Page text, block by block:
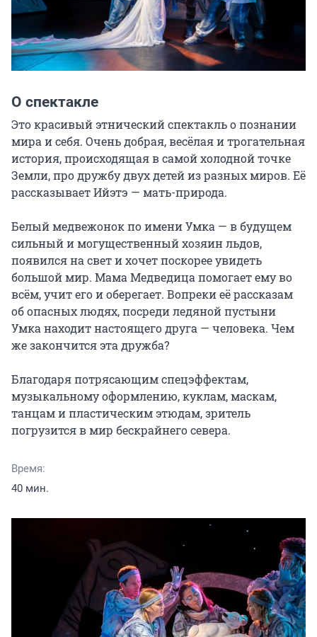
О спектакле
Это красивый этнический спектакль о познании
мира и себя. Очень добрая, весёлая и трогательная
история, происходящая в самой холодной точке
Земли, про дружбу двух детей из разных миров. Её
рассказывает Ийэтэ — мать-природа.
Белый медвежонок по имени Умка — в будущем
сильный и могущественный хозяин льдов,
появился на свет и хочет поскорее увидеть
большой мир. Мама Медведица помогает ему во
всём, учит его и оберегает. Вопреки её рассказам
об опасных людях, посреди ледяной пустыни
Умка находит настоящего друга — человека. Чем
же закончится эта дружба?
Благодаря потрясающим спецэффектам,
музыкальному оформлению, куклам, маскам,
танцам и пластическим этюдам, зритель
погрузится в мир бескрайнего севера.
Время:
40 мин.